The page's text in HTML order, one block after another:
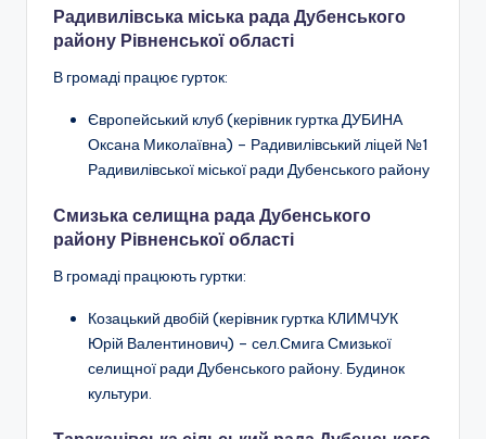
Радивилівська міська рада Дубенського
району Рівненської області
В громаді працює гурток:
Європейський клуб(керівник гуртка ДУБИНА
Оксана Миколаївна) – Радивилівський ліцей №1
Радивилівської міської ради Дубенського району
Смизька селищна рада Дубенського
району Рівненської області
В громаді працюють гуртки:
Козацький двобій (керівник гуртка КЛИМЧУК
Юрій Валентинович) – сел.Смига Смизької
селищної ради Дубенського району. Будинок
культури.